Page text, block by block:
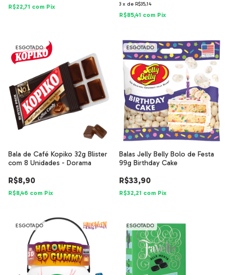
R$22,71 com Pix 3 x de R$35,14
R$85,41 com Pix
ESGOTADO
Bala de Café Kopiko 32g Blister
com 8 Unidades - Dorama
R$8,90
R$8,46 com Pix
ESGOTADO
Balas Jelly Belly Bolo de Festa
99g Birthday Cake
R$33,90
R$32,21 com Pix
ESGOTADO ESGOTADO